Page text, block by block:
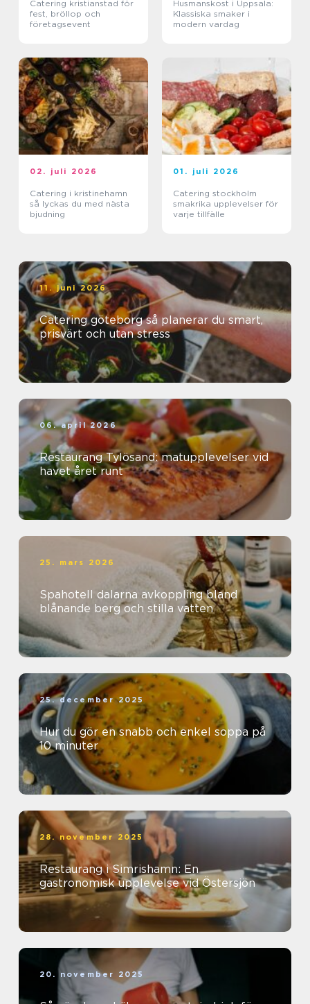
Catering kristianstad för
fest, bröllop och
företagsevent
Husmanskost i Uppsala:
Klassiska smaker i
modern vardag
02. juli 2026
Catering i kristinehamn
så lyckas du med nästa
bjudning
01. juli 2026
Catering stockholm
smakrika upplevelser för
varje tillfälle
11. juni 2026
Catering göteborg så planerar du smart,
prisvärt och utan stress
06. april 2026
Restaurang Tylösand: matupplevelser vid
havet året runt
25. mars 2026
Spahotell dalarna avkoppling bland
blånande berg och stilla vatten
25. december 2025
Hur du gör en snabb och enkel soppa på
10 minuter
28. november 2025
Restaurang i Simrishamn: En
gastronomisk upplevelse vid Östersjön
20. november 2025